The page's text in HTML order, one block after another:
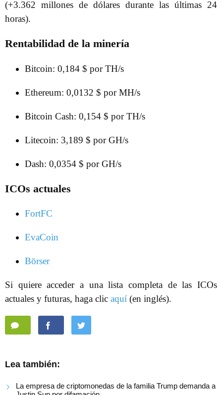
(+3.362 millones de dólares durante las últimas 24
horas).
Rentabilidad de la minería
Bitcoin: 0,184 $ por TH/s
Ethereum: 0,0132 $ por MH/s
Bitcoin Cash: 0,154 $ por TH/s
Litecoin: 3,189 $ por GH/s
Dash: 0,0354 $ por GH/s
ICOs actuales
FortFC
EvaCoin
Börser
Si quiere acceder a una lista completa de las ICOs
actuales y futuras, haga clic aquí (en inglés).
Lea también:
La empresa de criptomonedas de la familia Trump demanda a